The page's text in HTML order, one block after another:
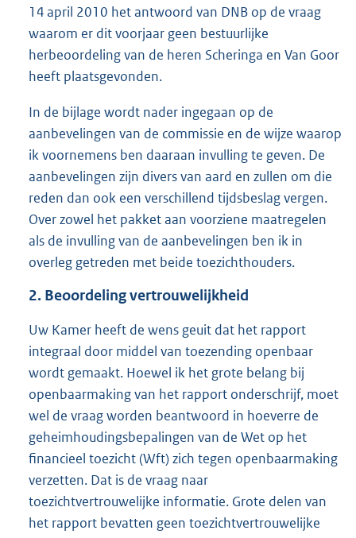
14 april 2010 het antwoord van DNB op de vraag
waarom er dit voorjaar geen bestuurlijke
herbeoordeling van de heren Scheringa en Van Goor
heeft plaatsgevonden.
In de bijlage wordt nader ingegaan op de
aanbevelingen van de commissie en de wijze waarop
ik voornemens ben daaraan invulling te geven. De
aanbevelingen zijn divers van aard en zullen om die
reden dan ook een verschillend tijdsbeslag vergen.
Over zowel het pakket aan voorziene maatregelen
als de invulling van de aanbevelingen ben ik in
overleg getreden met beide toezichthouders.
2. Beoordeling vertrouwelijkheid
Uw Kamer heeft de wens geuit dat het rapport
integraal door middel van toezending openbaar
wordt gemaakt. Hoewel ik het grote belang bij
openbaarmaking van het rapport onderschrijf, moet
wel de vraag worden beantwoord in hoeverre de
geheimhoudingsbepalingen van de Wet op het
financieel toezicht (Wft) zich tegen openbaarmaking
verzetten. Dat is de vraag naar
toezichtvertrouwelijke informatie. Grote delen van
het rapport bevatten geen toezichtvertrouwelijke